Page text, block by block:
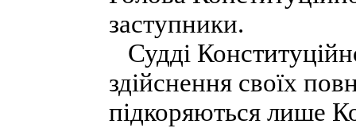
заступники.
Судді
здійснення своїх
підкоряються лише